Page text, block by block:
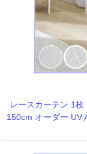
レースカーテン 1
150cm オーダー UV